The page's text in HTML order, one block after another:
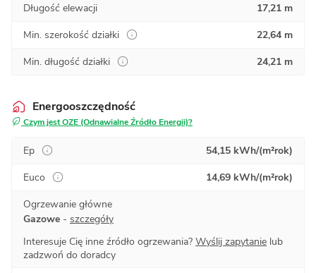
Długość elewacji
17,21 m
Min. szerokość działki
22,64 m
Min. długość działki
24,21 m
Energooszczędność
Czym jest OZE (Odnawialne Źródło Energii)?
Ep
54,15 kWh/(m²rok)
Euco
14,69 kWh/(m²rok)
Ogrzewanie główne
Gazowe - szczegóły
Interesuje Cię inne źródło ogrzewania? Wyślij zapytanie lub
zadzwoń do doradcy